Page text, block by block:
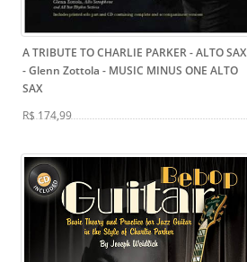
A TRIBUTE TO CHARLIE PARKER - ALTO SAX
- Glenn Zottola - MUSIC MINUS ONE ALTO
SAX
R$ 174,99